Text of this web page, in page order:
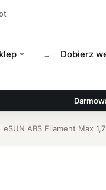
Dobierz
eSUN ABS Filament Max